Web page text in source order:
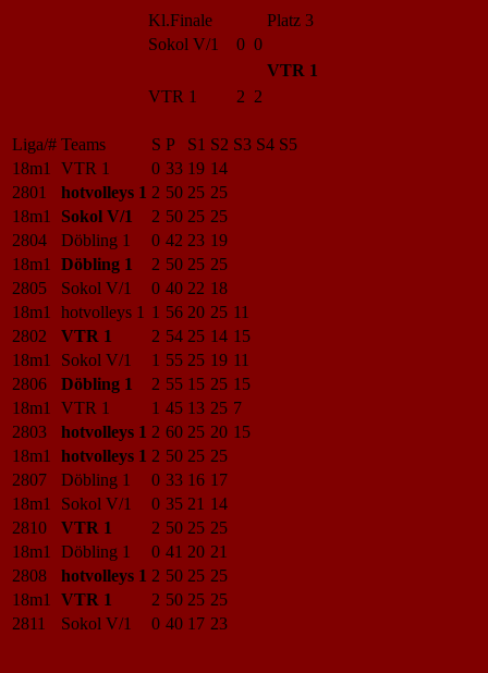
Kl.Finale
Platz 3
Sokol V/1
0 0
VTR 1
VTR 1
2 2
Liga/# Teams S P S1 S2 S3 S4 S5
18m1
VTR 1 0 33 19 14
2801
hotvolleys 1 2 50 25 25
18m1
Sokol V/1 2 50 25 25
2804
Döbling 1 0 42 23 19
18m1
Döbling 1 2 50 25 25
2805
Sokol V/1 0 40 22 18
18m1
hotvolleys 1 1 56 20 25 11
2802
VTR 1 2 54 25 14 15
18m1
Sokol V/1 1 55 25 19 11
2806
Döbling 1 2 55 15 25 15
18m1
VTR 1 1 45 13 25 7
2803
hotvolleys 1 2 60 25 20 15
18m1
hotvolleys 1 2 50 25 25
2807
Döbling 1 0 33 16 17
18m1
Sokol V/1 0 35 21 14
2810
VTR 1 2 50 25 25
18m1
Döbling 1 0 41 20 21
2808
hotvolleys 1 2 50 25 25
18m1
VTR 1 2 50 25 25
2811
Sokol V/1 0 40 17 23